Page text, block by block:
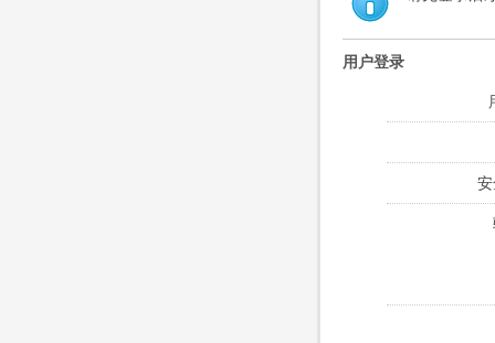
用户登录